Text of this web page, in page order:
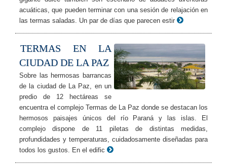
acuáticas, que pueden terminar con una sesión de relajación en
las termas saladas. Un par de días que parecen estir
TERMAS EN LA
CIUDAD DE LA PAZ
Sobre las hermosas barrancas
de la ciudad de La Paz, en un
predio de 12 hectáreas se
encuentra el complejo Termas de La Paz donde se destacan los
hermosos paisajes únicos del río Paraná y las islas. El
complejo dispone de 11 piletas de distintas medidas,
profundidades y temperaturas, cuidadosamente diseñadas para
todos los gustos. En el edific